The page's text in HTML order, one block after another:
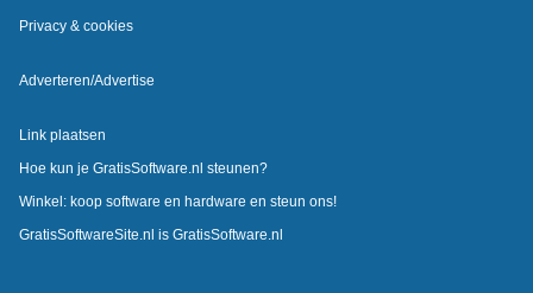
Privacy & cookies
Adverteren/Advertise
Link plaatsen
Hoe kun je GratisSoftware.nl steunen?
Winkel: koop software en hardware en steun ons!
GratisSoftwareSite.nl is GratisSoftware.nl